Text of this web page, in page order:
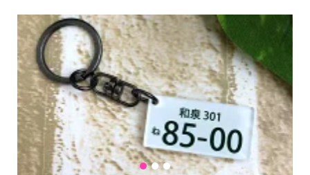
1 2 3